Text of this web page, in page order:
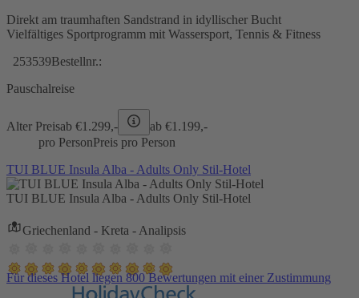
Direkt am traumhaften Sandstrand in idyllischer Bucht
Vielfältiges Sportprogramm mit Wassersport, Tennis & Fitness
253539Bestellnr.:
Pauschalreise
Alter Preisab €1.299,- ab €1.199,-
pro PersonPreis pro Person
TUI BLUE Insula Alba - Adults Only Stil-Hotel
TUI BLUE Insula Alba - Adults Only Stil-Hotel
Griechenland - Kreta - Analipsis
Für dieses Hotel liegen 800 Bewertungen mit einer Zustimmung